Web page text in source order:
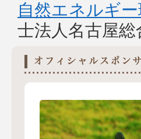
自然エネルギ
士法人名古屋